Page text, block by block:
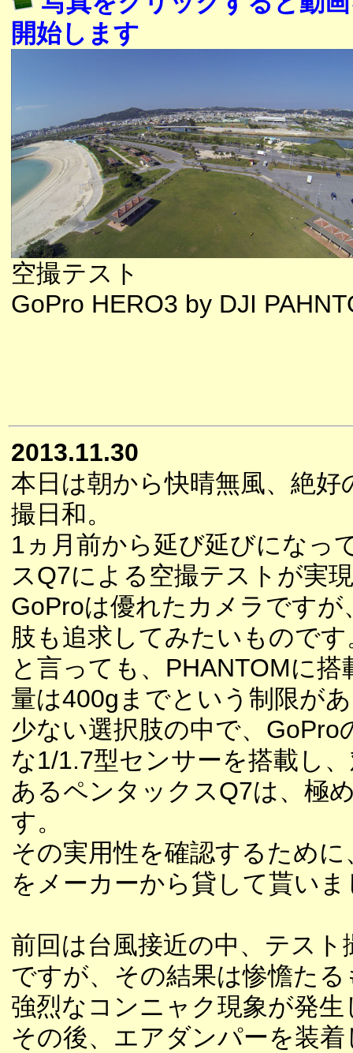
開始します
空撮テスト
GoPro HERO3 by DJI
2013.11.30
本日は朝から快晴無風、絶
撮日和。
1ヵ月前から延び延びになっ
スQ7による空撮テストが実
GoProは優れたカメラですが
肢も追求してみたいものです
と言っても、PHANTOMに
量は400gまでという制限が
少ない選択肢の中で、GoPro
な1/1.7型センサーを搭載し
あるペンタックスQ7は、極
す。
その実用性を確認するため
をメーカーから貸して貰い
前回は台風接近の中、テス
ですが、その結果は惨憺た
強烈なコンニャク現象が発
その後、エアダンパーを装